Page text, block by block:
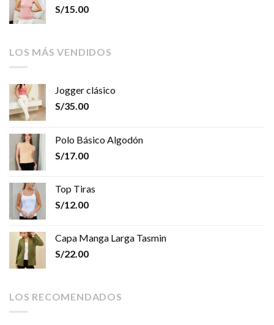
S/15.00
LOS MÁS VENDIDOS
Jogger clásico
S/35.00
Polo Básico Algodón
S/17.00
Top Tiras
S/12.00
Capa Manga Larga Tasmin
S/22.00
LOS RECOMENDADOS